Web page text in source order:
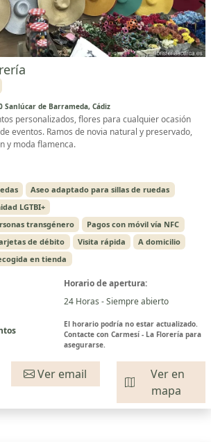
Sanlúcar de Barrameda, Cádiz
personalizados, flores para cualquier ocasión
eventos. Ramos de novia natural y preservado,
y moda flamenca.
Aseo adaptado para sillas de ruedas
LGTBI+
transgénero
Pagos con móvil vía NFC
de débito Visita rápida
A domicilio
en tienda
Horario de apertura:
24 Horas - Siempre abierto
El horario podría no estar actualizado.
Contacte con Carmesí - La Florería para
asegurarse.
Ver email
Ver en
mapa